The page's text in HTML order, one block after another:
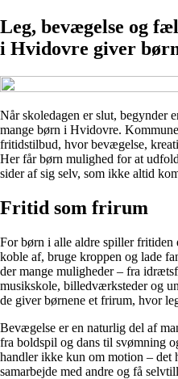
Leg, bevægelse og
i Hvidovre giver
Når skoledagen er slut,
mange børn i Hvidovre.
fritidstilbud, hvor bevægelse,
Her får børn mulighed for at
sider af sig selv, som ikke altid
Fritid som frirum
For børn i alle aldre spiller fritiden
koble af, bruge kroppen og lade
der mange muligheder – fra
musikskole, billedværksteder og
de giver børnene et frirum, hvor
Bevægelse er en naturlig del af
fra boldspil og dans til svømning
handler ikke kun om motion – det
samarbejde med andre og få